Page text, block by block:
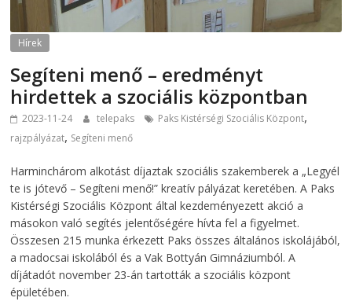
Hírek
Segíteni menő – eredményt
hirdettek a szociális központban
2023-11-24 telepaks Paks Kistérségi Szociális Központ,
rajzpályázat, Segíteni menő
Harminchárom alkotást díjaztak szociális szakemberek a „Legyél
te is jótevő – Segíteni menő!” kreatív pályázat keretében. A Paks
Kistérségi Szociális Központ által kezdeményezett akció a
másokon való segítés jelentőségére hívta fel a figyelmet.
Összesen 215 munka érkezett Paks összes általános iskolájából,
a madocsai iskolából és a Vak Bottyán Gimnáziumból. A
díjátadót november 23-án tartották a szociális központ
épületében.